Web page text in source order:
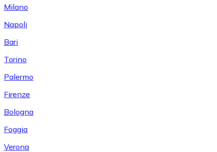
Milano
Napoli
Bari
Torino
Palermo
Firenze
Bologna
Foggia
Verona